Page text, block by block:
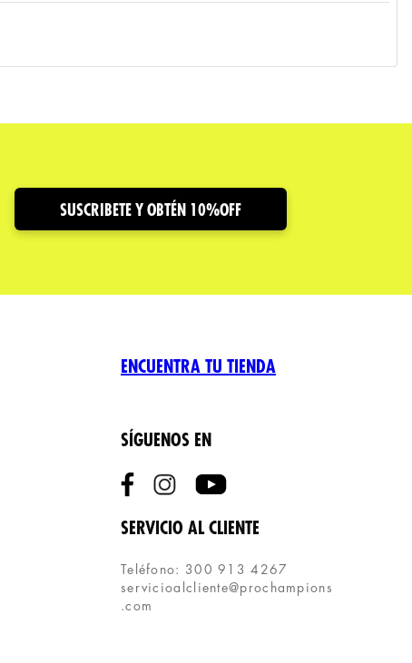
SUSCRIBETE Y OBTÉN 10%OFF
ENCUENTRA TU TIENDA
SÍGUENOS EN
SERVICIO AL CLIENTE
Teléfono: 300 913 4267
servicioalcliente@prochampions
.com